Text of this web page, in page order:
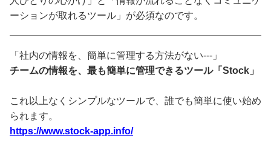
ーションが取れるツール」が必須なのです。
「社内の情報を、簡単に管理する方法がない---」
チームの情報を、最も簡単に管理できるツール「Stock」
これ以上なくシンプルなツールで、誰でも簡単に使い始め
られます。
https://www.stock-app.info/